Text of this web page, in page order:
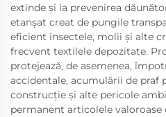
extinde și la prevenirea
etanșat creat de pungile
eficient insectele, molii și alte
frecvent textilele depozitate.
protejează, de asemenea,
accidentale, acumulării de praf
construcție și alte pericole
permanent articolele